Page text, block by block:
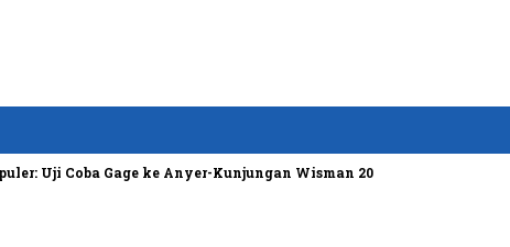
Uji Coba Gage ke Anyer-Kunjungan Wisman 2022 Diprediksi Rendah